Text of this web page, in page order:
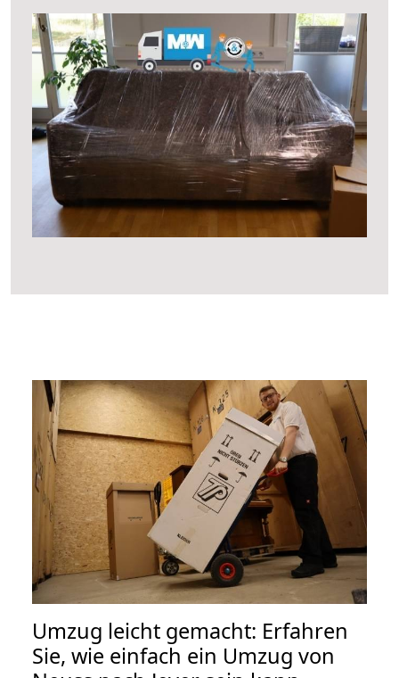
Umzug leicht gemacht: Erfahren
Sie, wie einfach ein Umzug von